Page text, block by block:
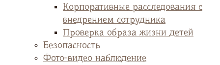
Корпоративные расследования с
внедрением сотрудника
Проверка образа жизни детей
Безопасность
Фото-видео наблюдение